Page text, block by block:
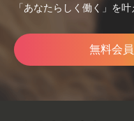
「あなたらしく働く」を叶
無料会